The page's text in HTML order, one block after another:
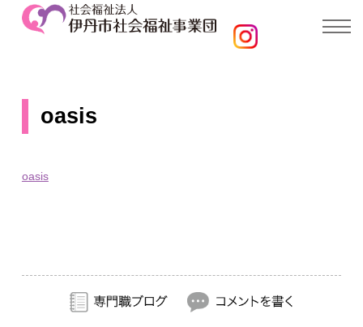
oasis
oasis